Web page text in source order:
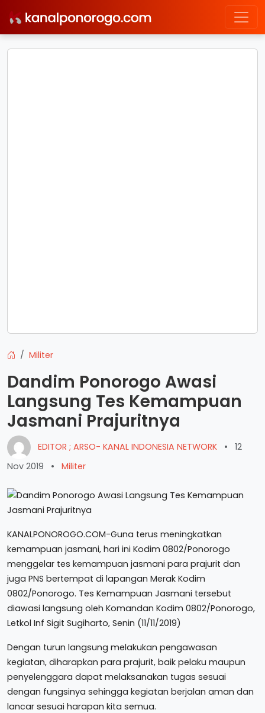
Militer
Dandim Ponorogo Awasi
Langsung Tes Kemampuan
Jasmani Prajuritnya
EDITOR ; ARSO- KANAL INDONESIA NETWORK •
12
Nov 2019
• Militer
KANALPONOROGO.COM-Guna terus meningkatkan
kemampuan jasmani, hari ini Kodim 0802/Ponorogo
menggelar tes kemampuan jasmani para prajurit dan
juga PNS bertempat di lapangan Merak Kodim
0802/Ponorogo. Tes Kemampuan Jasmani tersebut
diawasi langsung oleh Komandan Kodim 0802/Ponorogo,
Letkol Inf Sigit Sugiharto, Senin (11/11/2019)
Dengan turun langsung melakukan pengawasan
kegiatan, diharapkan para prajurit, baik pelaku maupun
penyelenggara dapat melaksanakan tugas sesuai
dengan fungsinya sehingga kegiatan berjalan aman dan
lancar sesuai harapan kita semua.